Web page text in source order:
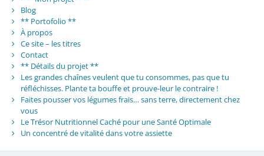
Blog
** Portofolio **
À propos
Ce site – les titres
Contact
** Détails du projet **
Les grandes chaînes veulent que tu consommes, pas que tu
réfléchisses. Plante ta bouffe et prouve-leur le contraire !
Faites pousser vos légumes frais… sans terre, directement chez
vous
Le Trésor Nutritionnel Caché pour une Santé Optimale
Un concentré de vitalité dans votre assiette